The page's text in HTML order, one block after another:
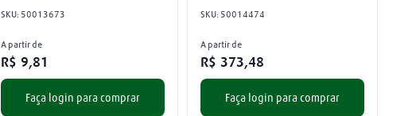
SKU: 50013673
A partir de
R$ 9,81
Faça login para comprar
SKU: 50014474
A partir de
R$ 373,48
Faça login para comprar